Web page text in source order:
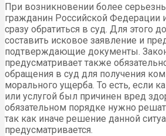
При возникновении более
гражданин Российской Федерации
сразу обратиться в суд. Для этого
составить исковое заявление и
подтверждающие документы.
предусматривает также
обращения в суд для получения
морального ущерба. То есть, если
или услугой был причинен вред
обязательном порядке нужно
так как иначе решение данной
предусматривается.